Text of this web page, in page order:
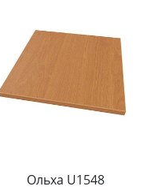
Ольха U1548